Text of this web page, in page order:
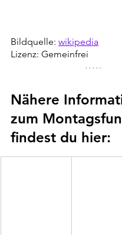
Bildquelle: wikipedia
Lizenz: Gemeinfrei
Nähere
zum
findest du hier: